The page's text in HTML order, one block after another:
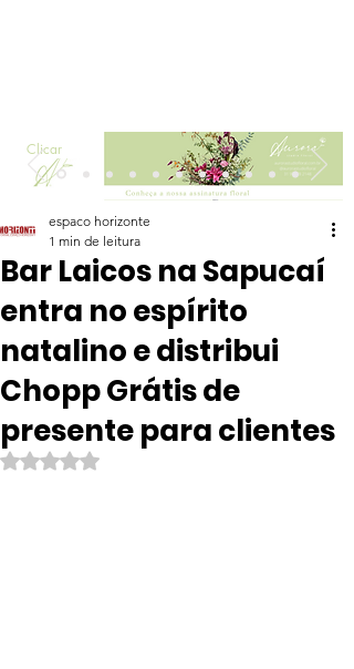
Clicar
Bar Laicos na Sapucaí
entra no espírito
natalino e distribui
Chopp Grátis de
presente para clientes
espaco horizonte
1 min de leitura
Avaliado com NaN de 5 estrelas.